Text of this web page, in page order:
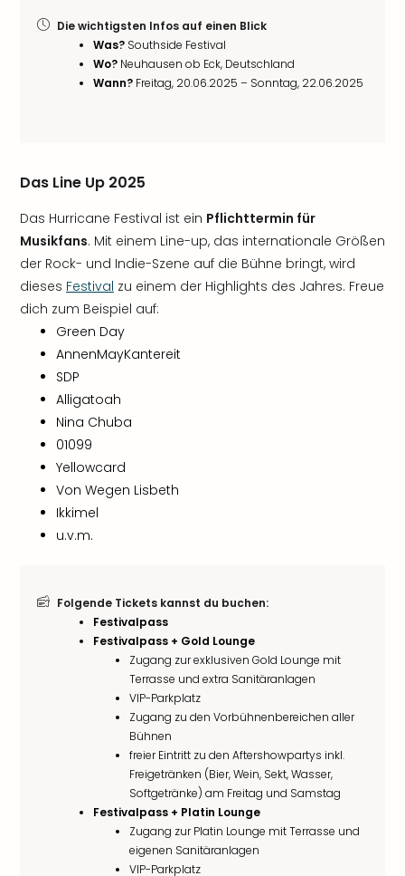
Die wichtigsten Infos auf einen Blick
Was? Southside Festival
Wo? Neuhausen ob Eck, Deutschland
Wann? Freitag, 20.06.2025 – Sonntag, 22.06.2025
Das Line Up 2025
Das Hurricane Festival ist ein Pflichttermin für
Musikfans. Mit einem Line-up, das internationale Größen
der Rock- und Indie-Szene auf die Bühne bringt, wird
dieses Festival zu einem der Highlights des Jahres. Freue
dich zum Beispiel auf:
Green Day
AnnenMayKantereit
SDP
Alligatoah
Nina Chuba
01099
Yellowcard
Von Wegen Lisbeth
Ikkimel
u.v.m.
Folgende Tickets kannst du buchen:
Festivalpass
Festivalpass + Gold Lounge
Zugang zur exklusiven Gold Lounge mit
Terrasse und extra Sanitäranlagen
VIP-Parkplatz
Zugang zu den Vorbühnenbereichen aller
Bühnen
freier Eintritt zu den Aftershowpartys inkl.
Freigetränken (Bier, Wein, Sekt, Wasser,
Softgetränke) am Freitag und Samstag
Festivalpass + Platin Lounge
Zugang zur Platin Lounge mit Terrasse und
eigenen Sanitäranlagen
VIP-Parkplatz